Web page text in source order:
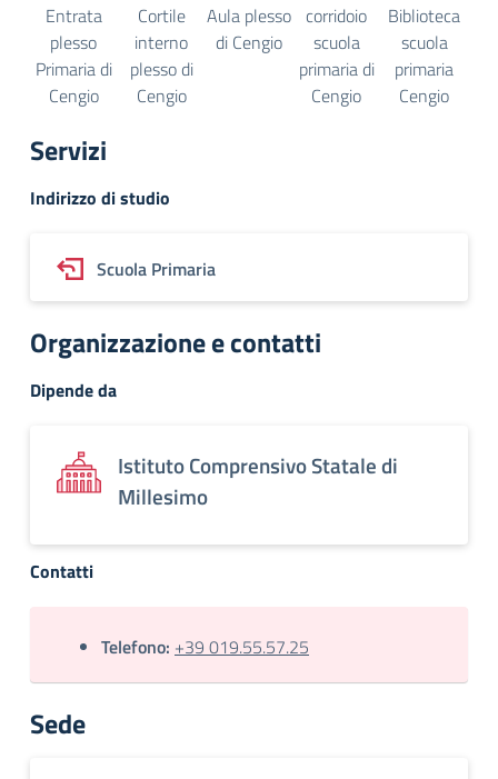
Entrata
plesso
Primaria di
Cengio
Cortile
interno
plesso di
Cengio
Aula plesso
di Cengio
corridoio
scuola
primaria di
Cengio
Biblioteca
scuola
primaria
Cengio
Servizi
Indirizzo di studio
Scuola Primaria
Organizzazione e contatti
Dipende da
Istituto Comprensivo Statale di
Millesimo
Contatti
Telefono: +39 019.55.57.25
Sede